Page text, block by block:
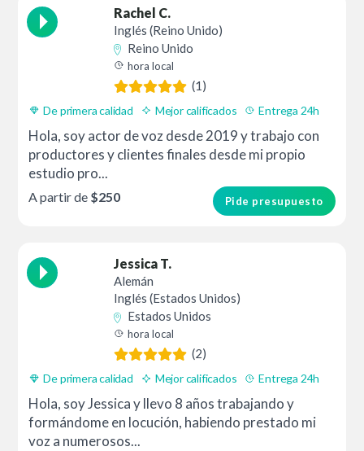
Rachel C.
Inglés (Reino Unido)
Reino Unido
hora local
(1)
De primera calidad Mejor calificados Entrega 24h
Hola, soy actor de voz desde 2019 y trabajo con
productores y clientes finales desde mi propio
estudio pro...
Pide presupuesto
A partir de $250
Jessica T.
Alemán
Inglés (Estados Unidos)
Estados Unidos
hora local
(2)
De primera calidad Mejor calificados Entrega 24h
Hola, soy Jessica y llevo 8 años trabajando y
formándome en locución, habiendo prestado mi
voz a numerosos...